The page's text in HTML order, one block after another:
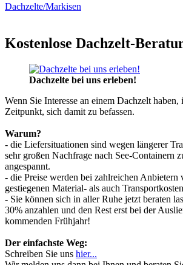
Dachzelte/Markisen
Kostenlose Dachzelt-
Dachzelte bei uns erleben!
Wenn Sie Interesse an einem Dachzelt
Zeitpunkt, sich damit zu befassen.
Warum?
- die Liefersituationen sind wegen längerer
sehr großen Nachfrage nach See-Containern
angespannt.
- die Preise werden bei zahlreichen Anbietern
gestiegenen Material- als auch
- Sie können sich in aller Ruhe jetzt beraten
30% anzahlen und den Rest erst bei der
kommenden Frühjahr!
Der einfachste Weg:
Schreiben Sie uns hier...